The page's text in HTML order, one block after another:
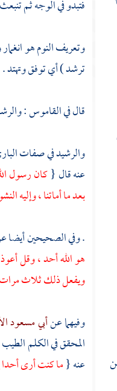
فتبدو في الوجه ثم
وتعريف النوم هو
ترشد ) أي توفق وتهتد .
قال في القاموس :
والرشيد في صفات
عنه قال {كان رسول
بعد ما أماتنا ، وإليه
. وفي الصحيحين أيضا
هو الله أحد ، وقل
ويفعل ذلك ثلاث مرات
وفيهما عنأبي مسعود
المحقق في الكلم
عنه {ما كنت أرى أحدا